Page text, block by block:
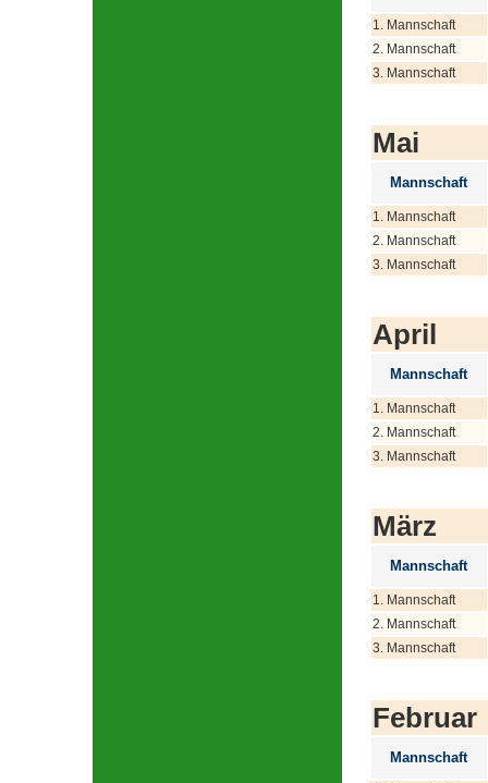
1. Mannschaft
2. Mannschaft
3. Mannschaft
Mai
Mannschaft
1. Mannschaft
2. Mannschaft
3. Mannschaft
April
Mannschaft
1. Mannschaft
2. Mannschaft
3. Mannschaft
März
Mannschaft
1. Mannschaft
2. Mannschaft
3. Mannschaft
Februar
Mannschaft